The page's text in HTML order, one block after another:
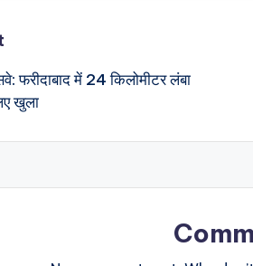
फरीदाबाद में 24 किलोमीटर लंबा
खुला